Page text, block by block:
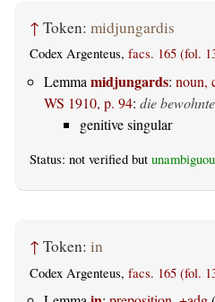
↑ Token: midjungardis
Codex Argenteus, facs. 165 (fol.
Lemma midjungards: noun,
WS 1910, p. 94: die
genitive singular
Status: not verified but
↑ Token: in
Codex Argenteus, facs. 165 (fol.